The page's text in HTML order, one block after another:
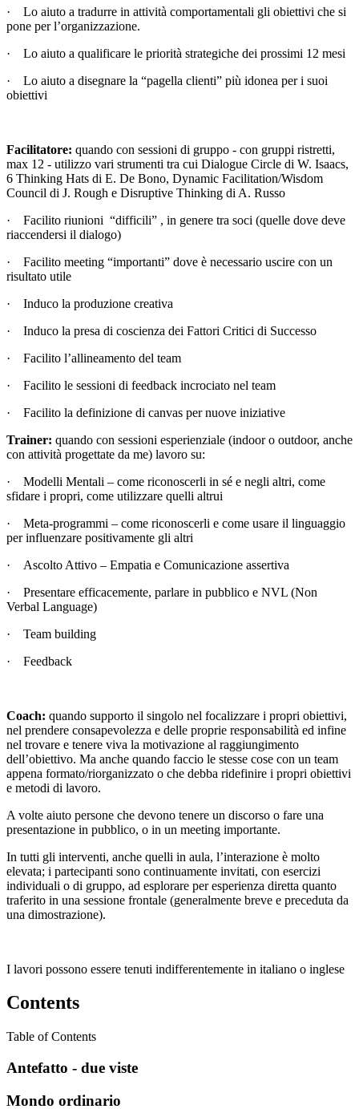
· Lo aiuto a tradurre in attività comportamentali gli obiettivi che si
pone per l’organizzazione.
· Lo aiuto a qualificare le priorità strategiche dei prossimi 12 mesi
· Lo aiuto a disegnare la “pagella clienti” più idonea per i suoi
obiettivi
Facilitatore: quando con sessioni di gruppo - con gruppi ristretti,
max 12 - utilizzo vari strumenti tra cui Dialogue Circle di W. Isaacs,
6 Thinking Hats di E. De Bono, Dynamic Facilitation/Wisdom
Council di J. Rough e Disruptive Thinking di A. Russo
· Facilito riunioni “difficili” , in genere tra soci (quelle dove deve
riaccendersi il dialogo)
· Facilito meeting “importanti” dove è necessario uscire con un
risultato utile
· Induco la produzione creativa
· Induco la presa di coscienza dei Fattori Critici di Successo
· Facilito l’allineamento del team
· Facilito le sessioni di feedback incrociato nel team
· Facilito la definizione di canvas per nuove iniziative
Trainer: quando con sessioni esperienziale (indoor o outdoor, anche
con attività progettate da me) lavoro su:
· Modelli Mentali – come riconoscerli in sé e negli altri, come
sfidare i propri, come utilizzare quelli altrui
· Meta-programmi – come riconoscerli e come usare il linguaggio
per influenzare positivamente gli altri
· Ascolto Attivo – Empatia e Comunicazione assertiva
· Presentare efficacemente, parlare in pubblico e NVL (Non
Verbal Language)
· Team building
· Feedback
Coach: quando supporto il singolo nel focalizzare i propri obiettivi,
nel prendere consapevolezza e delle proprie responsabilità ed infine
nel trovare e tenere viva la motivazione al raggiungimento
dell’obiettivo. Ma anche quando faccio le stesse cose con un team
appena formato/riorganizzato o che debba ridefinire i propri obiettivi
e metodi di lavoro.
A volte aiuto persone che devono tenere un discorso o fare una
presentazione in pubblico, o in un meeting importante.
In tutti gli interventi, anche quelli in aula, l’interazione è molto
elevata; i partecipanti sono continuamente invitati, con esercizi
individuali o di gruppo, ad esplorare per esperienza diretta quanto
traferito in una sessione frontale (generalmente breve e preceduta da
una dimostrazione).
I lavori possono essere tenuti indifferentemente in italiano o inglese
Contents
Table of Contents
Antefatto - due viste
Mondo ordinario